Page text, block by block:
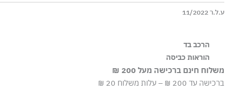
ע.ל.ר 11/2022
הרכב בד
80% כותנה 20% קנבוס אמיתיהוראות כביסה
כביסה עדינה במכונה עד-30°C
ללא חומרי הלבנה, ללא השריה
משלוח חינם ברכישה מעל 200 ₪
ברכישה עד 200 ₪ – עלות משלוח 20 ₪